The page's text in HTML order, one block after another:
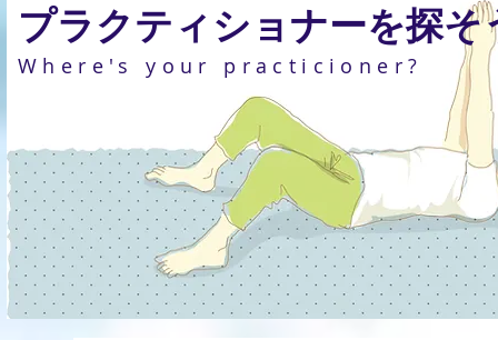
プラクティショナーを探そ
Where's your practicioner?